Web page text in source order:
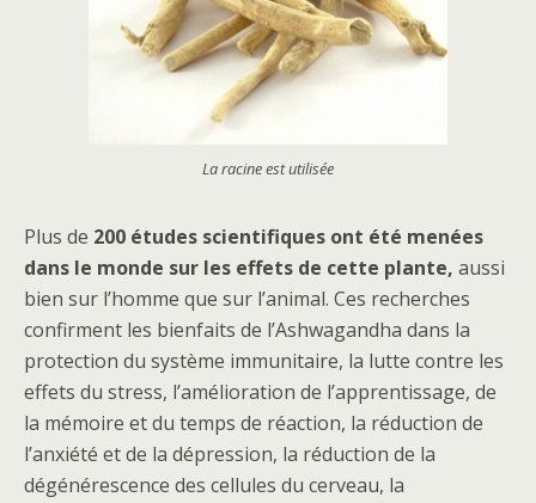
La racine est utilisée
Plus de 200 études scientifiques ont été menées
dans le monde sur les effets de cette plante, aussi
bien sur l’homme que sur l’animal. Ces recherches
confirment les bienfaits de l’Ashwagandha dans la
protection du système immunitaire, la lutte contre les
effets du stress, l’amélioration de l’apprentissage, de
la mémoire et du temps de réaction, la réduction de
l’anxiété et de la dépression, la réduction de la
dégénérescence des cellules du cerveau, la